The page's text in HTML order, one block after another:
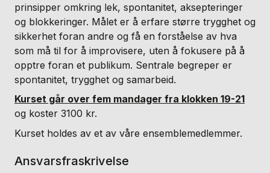
prinsipper omkring lek, spontanitet, aksepteringer
og blokkeringer. Målet er å erfare større trygghet og
sikkerhet foran andre og få en forståelse av hva
som må til for å improvisere, uten å fokusere på å
opptre foran et publikum. Sentrale begreper er
spontanitet, trygghet og samarbeid.
Kurset går over fem mandager fra klokken 19-21
og koster 3100 kr.
Kurset holdes av et av våre ensemblemedlemmer.
Ansvarsfraskrivelse